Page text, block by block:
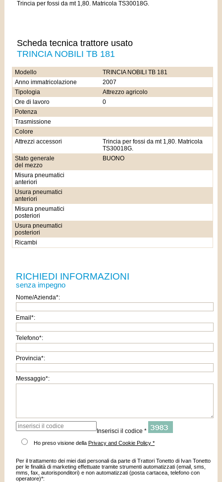
Trincia per fossi da mt 1,80. Matricola TS30018G.
Scheda tecnica trattore usato
TRINCIA NOBILI TB 181
Modello
TRINCIA NOBILI TB 181
Anno immatricolazione
2007
Tipologia
Attrezzo agricolo
Ore di lavoro
0
Potenza
Trasmissione
Colore
Attrezzi accessori
Trincia per fossi da mt 1,80. Matricola
TS30018G.
Stato generale
del mezzo
BUONO
Misura pneumatici
anteriori
Usura pneumatici
anteriori
Misura pneumatici
posteriori
Usura pneumatici
posteriori
Ricambi
RICHIEDI INFORMAZIONI
senza impegno
Nome/Azienda*:
Email*:
Telefono*:
Provincia*:
Messaggio*:
Inserisci il codice *
Ho preso visione della Privacy and Cookie Policy *
Per il trattamento dei miei dati personali da parte di Trattori Tonetto di Ivan Tonetto
per le finalità di marketing effettuate tramite strumenti automatizzati (email, sms,
mms, fax, autorisponditori) e non automatizzati (posta cartacea, telefono con
operatore)*: